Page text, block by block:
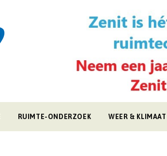
RUIMTE-ONDERZOEK WEER & KLIMAAT